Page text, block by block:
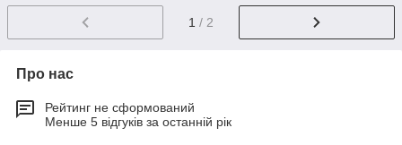
1 / 2
Про нас
Рейтинг не сформований
Менше 5 відгуків за останній рік